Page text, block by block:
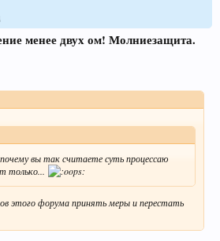
менее двух ом! Молниезащита.
вы так считаете суть процессаю
только...
этого форума принять меры и перестать